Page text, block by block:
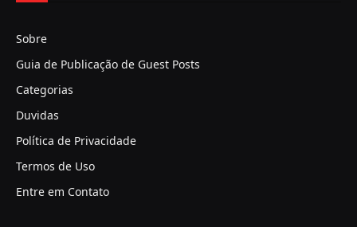
Sobre
Guia de Publicação de Guest Posts
Categorias
Duvidas
Política de Privacidade
Termos de Uso
Entre em Contato